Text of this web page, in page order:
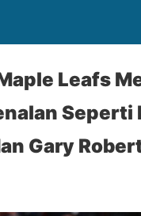
Leafs
Seperti
Gary